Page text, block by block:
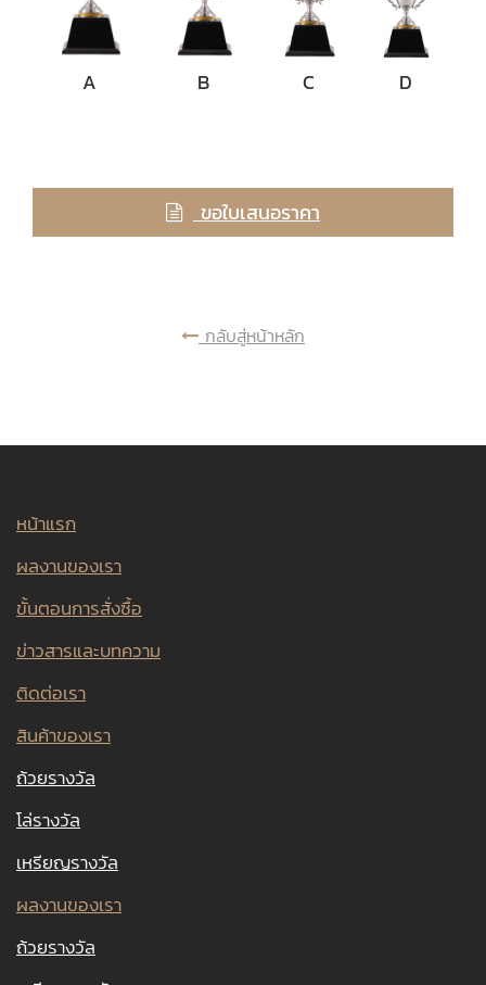
A B C D
ขอใบเสนอราคา
กลับสู่หน้าหลัก
หน้าแรก
ผลงานของเรา
ขั้นตอนการสั่งซื้อ
ข่าวสารและบทความ
ติดต่อเรา
สินค้าของเรา
ถ้วยรางวัล
โล่รางวัล
เหรียญรางวัล
ผลงานของเรา
ถ้วยรางวัล